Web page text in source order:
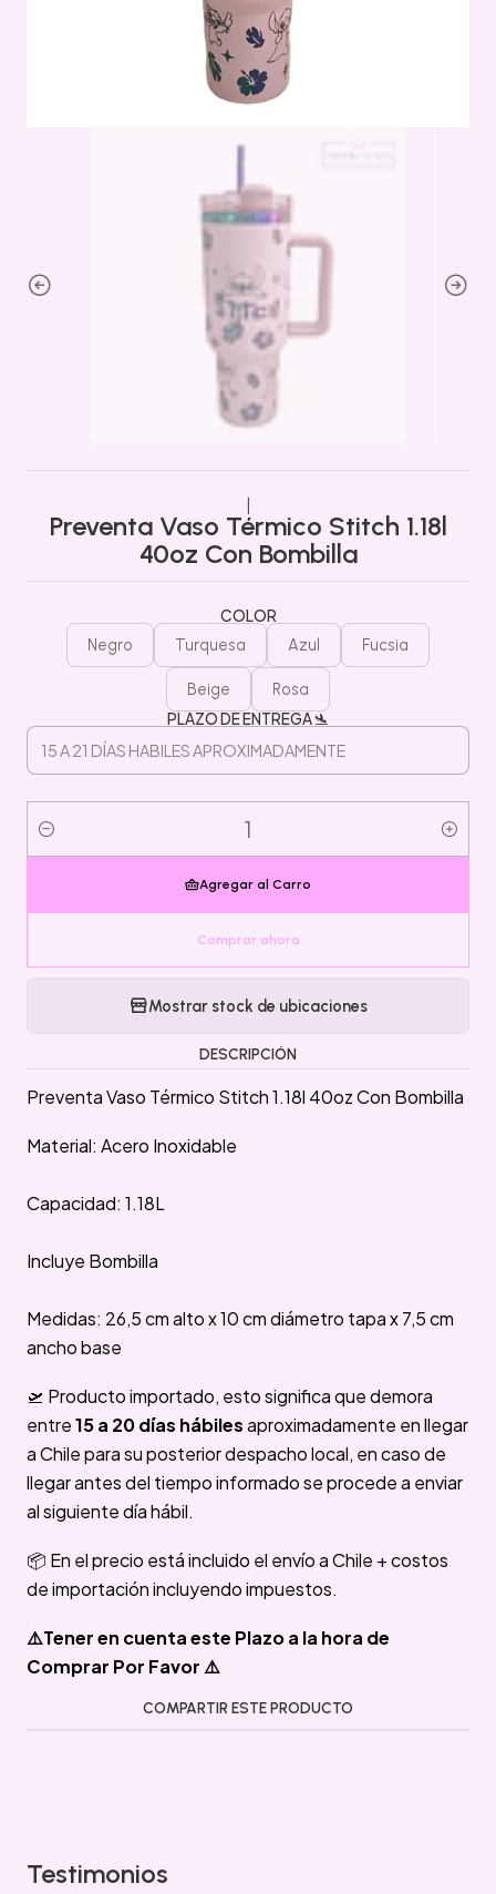
Preventa Vaso Térmico Stitch 1.18l
40oz Con Bombilla
COLOR
Negro Turquesa Azul Fucsia
Beige Rosa
PLAZO DE ENTREGA 🛬
Cantidad
Agregar al Carro
Comprar ahora
Mostrar stock de ubicaciones
DESCRIPCIÓN
Preventa Vaso Térmico Stitch 1.18l 40oz Con Bombilla
Material: Acero Inoxidable
Capacidad: 1.18L
Incluye Bombilla
Medidas: 26,5 cm alto x 10 cm diámetro tapa x 7,5 cm
ancho base
🛫 Producto importado, esto significa que demora
entre15 a 20 días hábilesaproximadamente en llegar
a Chile para su posterior despacho local, en caso de
llegar antes del tiempo informado se procede a enviar
al siguiente día hábil.
📦 En el precio está incluido el envío a Chile + costos
de importación incluyendo impuestos.
⚠️Tener en cuenta este Plazo a la hora de
Comprar Por Favor ⚠️
COMPARTIR ESTE PRODUCTO
Testimonios